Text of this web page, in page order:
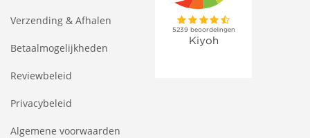
Verzending & Afhalen
Betaalmogelijkheden
Reviewbeleid
Privacybeleid
Algemene voorwaarden